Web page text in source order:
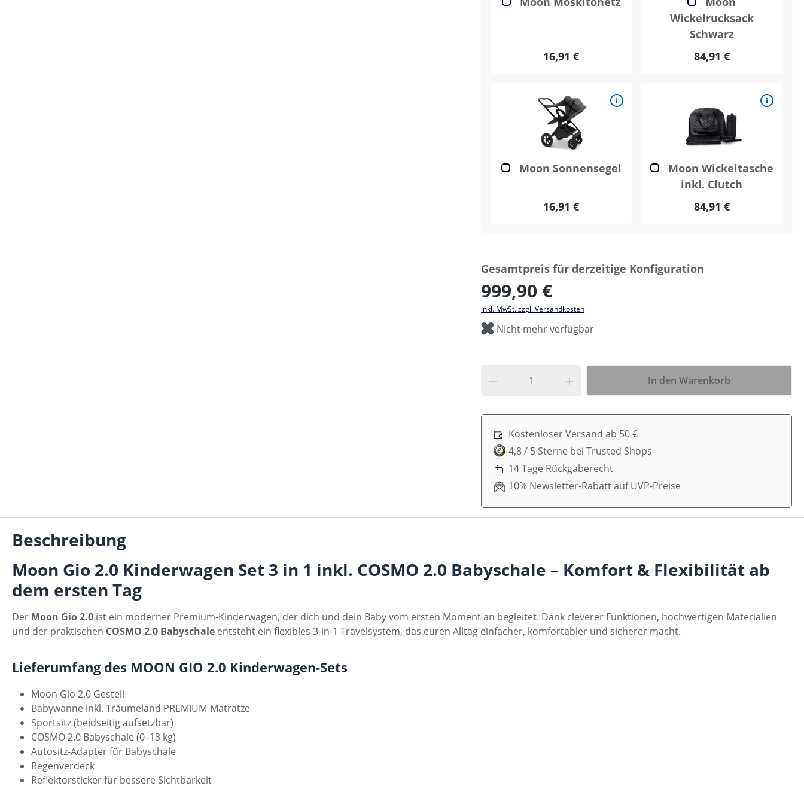
16,91 €
Wickelrucksack
Schwarz
84,91 €
Moon Sonnensegel
16,91 €
Moon Wickeltasche
inkl. Clutch
84,91 €
Gesamtpreis für derzeitige Konfiguration
999,90 €
inkl. MwSt. zzgl. Versandkosten
Nicht mehr verfügbar
In den Warenkorb
Kostenloser Versand ab 50 €
4,8 / 5 Sterne bei Trusted Shops
14 Tage Rückgaberecht
10% Newsletter-Rabatt auf UVP-Preise
Beschreibung
Moon Gio 2.0 Kinderwagen Set 3 in 1 inkl. COSMO 2.0 Babyschale – Komfort & Flexibilität ab
dem ersten Tag
Der Moon Gio 2.0 ist ein moderner Premium-Kinderwagen, der dich und dein Baby vom ersten Moment an begleitet. Dank cleverer Funktionen, hochwertigen Materialien
und der praktischen COSMO 2.0 Babyschale entsteht ein flexibles 3-in-1 Travelsystem, das euren Alltag einfacher, komfortabler und sicherer macht.
Lieferumfang des MOON GIO 2.0 Kinderwagen-Sets
Moon Gio 2.0 Gestell
Babywanne inkl. Träumeland PREMIUM-Matratze
Sportsitz (beidseitig aufsetzbar)
COSMO 2.0 Babyschale (0–13 kg)
Autositz-Adapter für Babyschale
Regenverdeck
Reflektorsticker für bessere Sichtbarkeit